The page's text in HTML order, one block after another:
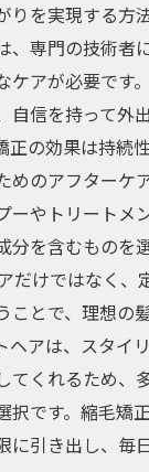
りを実現する方
、専門の技術者
ケアが必要です
自信を持って外
正の効果は持続
めのアフターケ
ーやトリートメ
分を含むものを
だけではなく、
ことで、理想の
ヘアは、スタイ
てくれるため、
択です。縮毛矯
に引き出し、毎